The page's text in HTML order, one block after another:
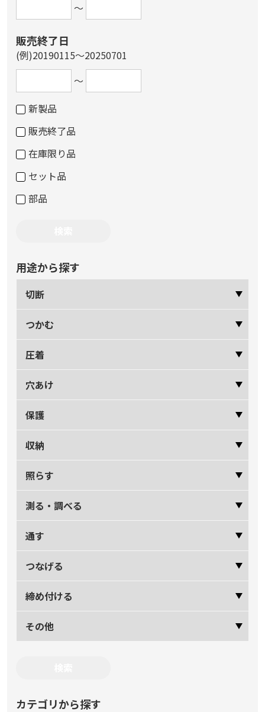
～
販売終了日
(例)20190115～20250701
～
新製品
販売終了品
在庫限り品
セット品
部品
用途から探す
切断
つかむ
圧着
穴あけ
保護
収納
照らす
測る・調べる
通す
つなげる
締め付ける
その他
カテゴリから探す